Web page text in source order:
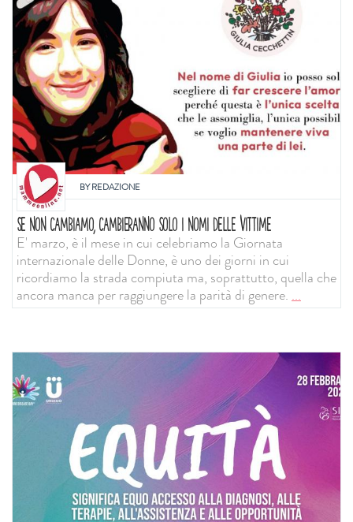
BYREDAZIONE
SE NON CAMBIAMO, CAMBIERANNO SOLO I NOMI DELLE VITTIME
E' marzo, è il mese in cui celebriamo la Giornata
internazionale delle Donne, è uno dei giorni in cui
ricordiamo la strada compiuta ma, soprattutto, quella che
ancora manca per raggiungere la parità di genere. ...